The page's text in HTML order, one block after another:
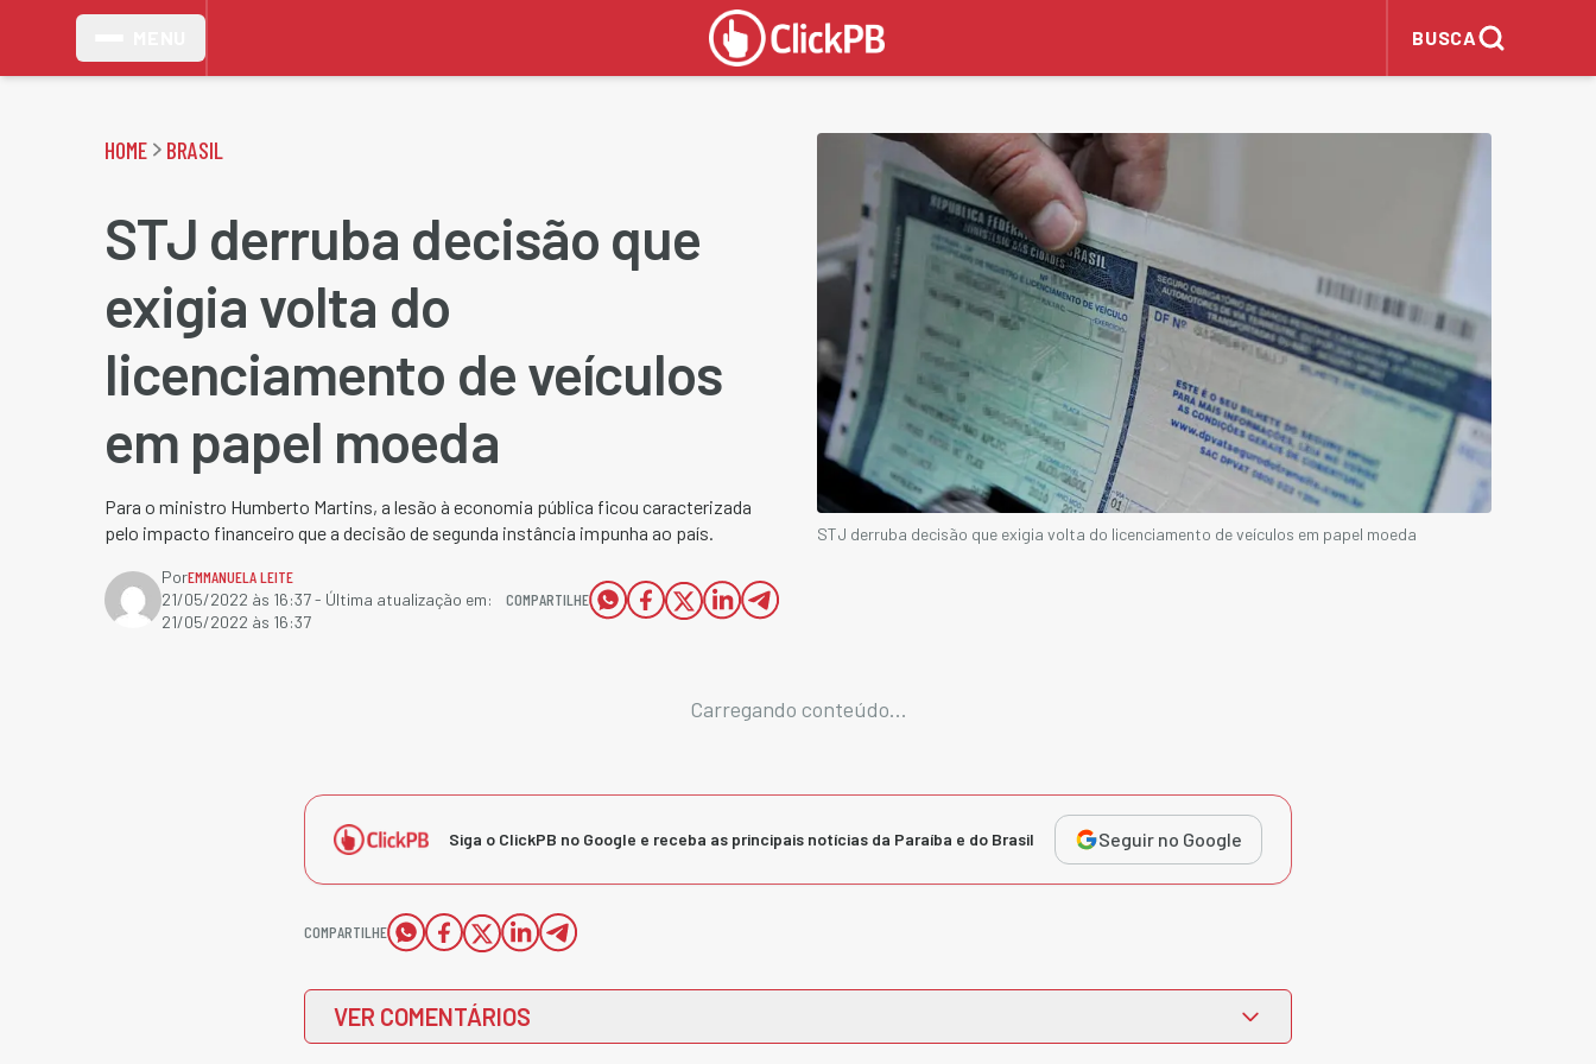
BUSCA
HOME BRASIL
STJ derruba decisão que
exigia volta do
licenciamento de veículos
em papel moeda
Para o ministro Humberto Martins, a lesão à economia pública ficou caracterizada
pelo impacto financeiro que a decisão de segunda instância impunha ao país.​
PorEMMANUELA LEITE
21/05/2022 às 16:37- Última atualização em:
21/05/2022 às 16:37
COMPARTILHE
STJ derruba decisão que exigia volta do licenciamento de veículos em papel moeda
Carregando conteúdo...
Siga o ClickPB no Google e receba as principais notícias da Paraíba e do Brasil Seguir no Google
COMPARTILHE
VER COMENTÁRIOS